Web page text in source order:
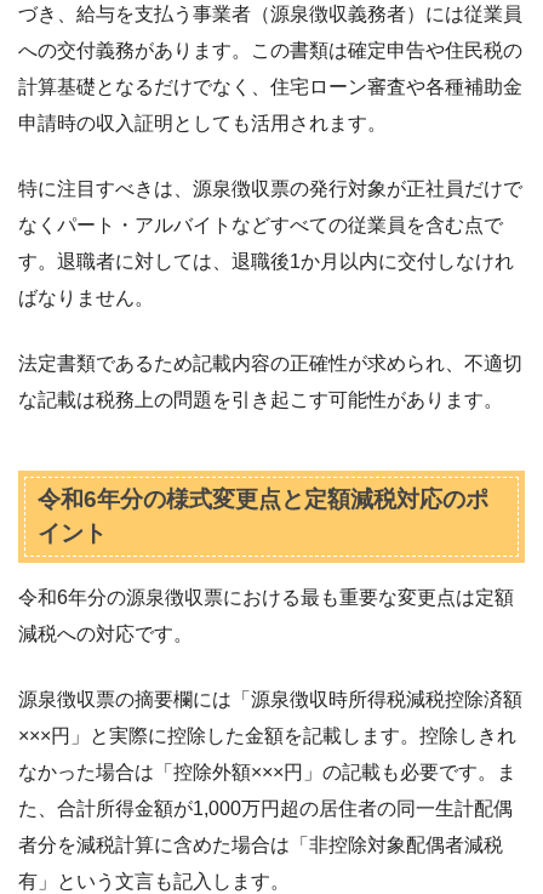
づき、給与を支払う事業者（源泉徴収義務者）には従業員
への交付義務があります。この書類は確定申告や住民税の
計算基礎となるだけでなく、住宅ローン審査や各種補助金
申請時の収入証明としても活用されます。
特に注目すべきは、源泉徴収票の発行対象が正社員だけで
なくパート・アルバイトなどすべての従業員を含む点で
す。退職者に対しては、退職後1か月以内に交付しなけれ
ばなりません。
法定書類であるため記載内容の正確性が求められ、不適切
な記載は税務上の問題を引き起こす可能性があります。
令和6年分の様式変更点と定額減税対応のポ
イント
令和6年分の源泉徴収票における最も重要な変更点は定額
減税への対応です。
源泉徴収票の摘要欄には「源泉徴収時所得税減税控除済額
×××円」と実際に控除した金額を記載します。控除しきれ
なかった場合は「控除外額×××円」の記載も必要です。ま
た、合計所得金額が1,000万円超の居住者の同一生計配偶
者分を減税計算に含めた場合は「非控除対象配偶者減税
有」という文言も記入します。